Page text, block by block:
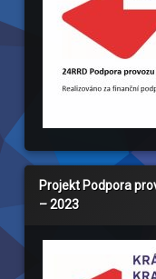
Projekt Podpora
– 2023